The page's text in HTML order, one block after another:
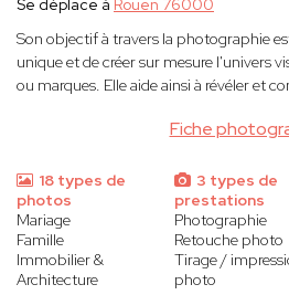
Fiche
Se déplace à Rouen 76000
Son objectif à travers la photographie
unique et de créer sur mesure l'univers
ou marques. Elle aide ainsi à révéler et
18 types de
photos
Mariage
Famille
Immobilier &
Architecture
3 types de
prestations
Photographie
Retouche photo
Tirage /
photo